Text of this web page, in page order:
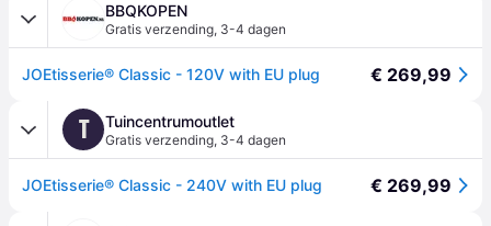
BBQKOPEN
Gratis verzending, 3-4 dagen
JOEtisserie® Classic - 120V with EU plug € 269,99
T Tuincentrumoutlet
Gratis verzending, 3-4 dagen
JOEtisserie® Classic - 240V with EU plug € 269,99